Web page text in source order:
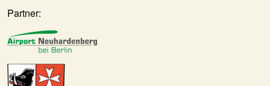
Partner: